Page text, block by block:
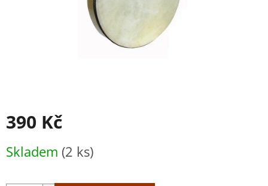
390 Kč
cena:
Skladem (2 ks)